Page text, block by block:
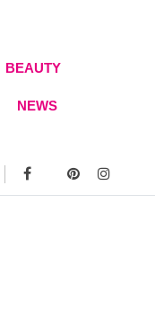
BEAUTY
NEWS